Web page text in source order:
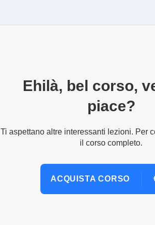
Ehilà, bel corso,
piace?
Ti aspettano altre interessanti lezioni. Per
il corso completo.
ACQUISTA CORSO